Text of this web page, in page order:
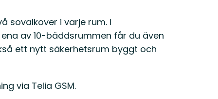
sovalkover i varje rum. I
av 10-bäddsrummen får du även
ett nytt säkerhetsrum byggt och
via Telia GSM.